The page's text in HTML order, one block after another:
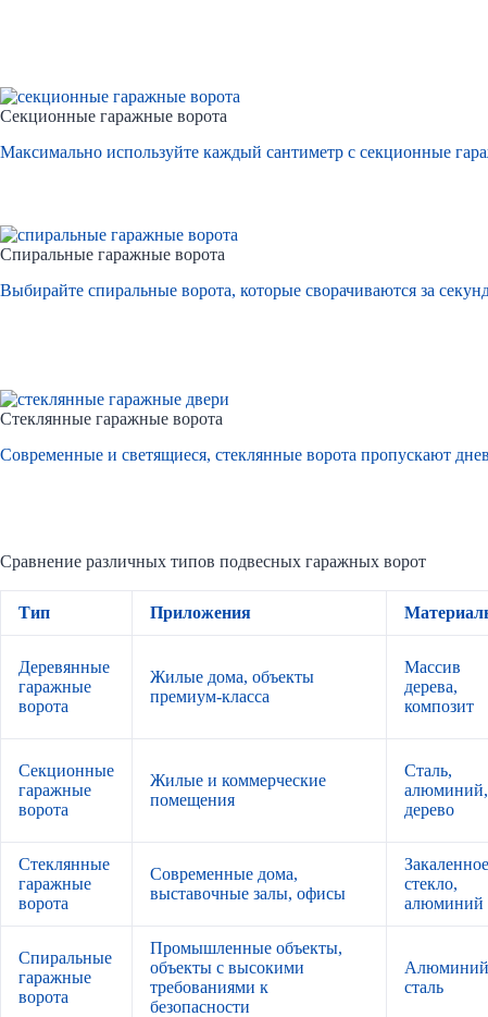
Секционные гаражные ворота
Максимально используйте каждый сантиметр с секционные
Спиральные гаражные ворота
Выбирайте спиральные ворота, которые сворачиваются за
Стеклянные гаражные ворота
Современные и светящиеся, стеклянные ворота пропускают
Сравнение различных типов подвесных гаражных ворот
Тип Приложения
Деревянные
гаражные
ворота
Жилые дома, объекты
премиум-класса
Массив
дерева,
композит
Секционные
гаражные
ворота
Жилые и коммерческие
помещения
Сталь,
алюминий,
дерево
Стеклянные
гаражные
ворота
Современные дома,
выставочные залы, офисы
Закаленное
стекло,
алюминий
Спиральные
гаражные
ворота
Промышленные объекты,
объекты с высокими
требованиями к
безопасности
сталь